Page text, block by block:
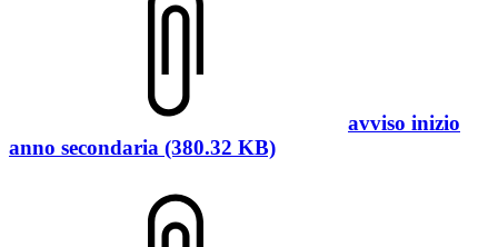
avviso inizio
anno secondaria (380.32 KB)